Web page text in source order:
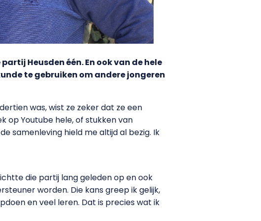
Heusden één. En ook van de hele
te gebruiken om andere jongeren
was, wist ze zeker dat ze een
op Youtube hele, of stukken van
samenleving hield me altijd al bezig. Ik
die partij lang geleden op en ook
worden. Die kans greep ik gelijk,
en veel leren. Dat is precies wat ik